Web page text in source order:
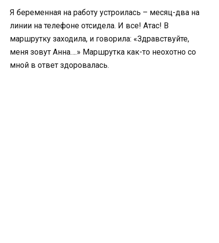
Я беременная на работу устроилась – месяц-два на
линии на телефоне отсидела. И все! Атас! В
маршрутку заходила, и говорила: «Здравствуйте,
меня зовут Анна….» Маршрутка как-то неохотно со
мной в ответ здоровалась.